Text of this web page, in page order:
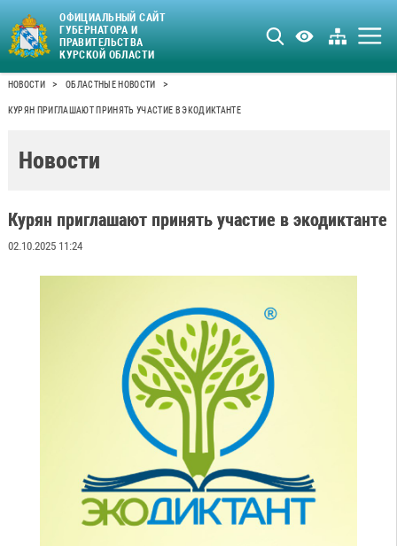
ОФИЦИАЛЬНЫЙ САЙТ
ГУБЕРНАТОРА И
ПРАВИТЕЛЬСТВА
КУРСКОЙ ОБЛАСТИ
НОВОСТИ > ОБЛАСТНЫЕ НОВОСТИ >
КУРЯН ПРИГЛАШАЮТ ПРИНЯТЬ УЧАСТИЕ В ЭКОДИКТАНТЕ
Новости
Курян приглашают принять участие в экодиктанте
02.10.2025 11:24